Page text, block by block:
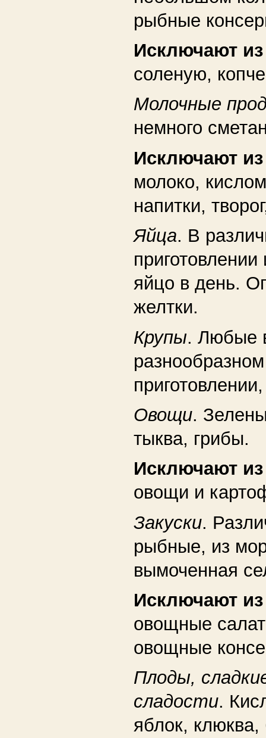
рыбные
Исключают
соленую,
Молочные
немного
Исключают
молоко,
напитки,
Яйца. В
яйцо в день.
желтки.
Крупы. Любые
разнообразном
Овощи.
тыква, грибы.
Исключают
овощи и
Закуски.
рыбные, из
вымоченная
Исключают
овощные
овощные
Плоды,
сладости.
яблок, клюква,